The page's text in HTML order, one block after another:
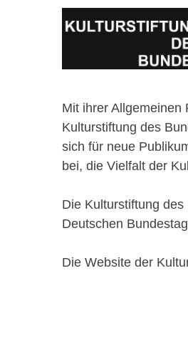
Mit ihrer
Kulturstiftung des
sich für neue
bei, die Vielfalt der
Die Kulturstiftung
Deutschen
Die Website der